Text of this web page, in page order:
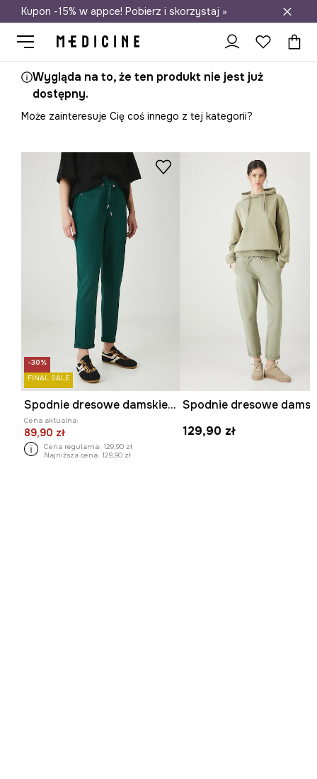
Darmowa dostawa do salonów
Kupon -15% w appce! Pobierz i skorzystaj »
Wygląda na to, że ten produkt nie jest już
dostępny.
Może zainteresuje Cię coś innego z tej kategorii?
-30%
FINAL SALE
Spodnie dresowe damskie bawełniane z elastanem gładkie
Cena aktualna:
89,90 zł
Cena regularna: 129,90 zł
Najniższa cena: 129,90 zł
129,90 zł